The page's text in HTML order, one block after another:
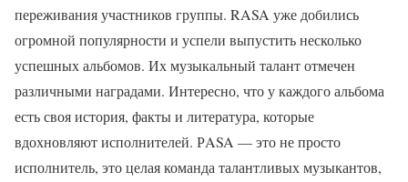
переживания участников группы. RASA уже добились
огромной популярности и успели выпустить несколько
успешных альбомов. Их музыкальный талант отмечен
различными наградами. Интересно, что у каждого альбома
есть своя история, факты и литература, которые
вдохновляют исполнителей. РASA — это не просто
исполнитель, это целая команда талантливых музыкантов,